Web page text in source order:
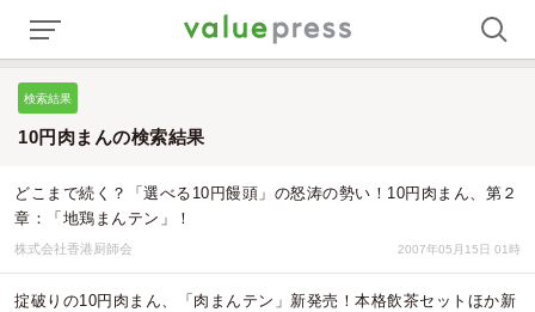
検索結果
10円肉まんの検索結果
どこまで続く？「選べる10円饅頭」の怒涛の勢い！10円肉まん、第２
章：「地鶏まんテン」！
株式会社香港厨師会 2007年05月15日 01時
掟破りの10円肉まん、「肉まんテン」新発売！本格飲茶セットほか新